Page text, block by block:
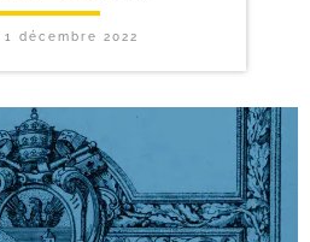
1 décembre 2022